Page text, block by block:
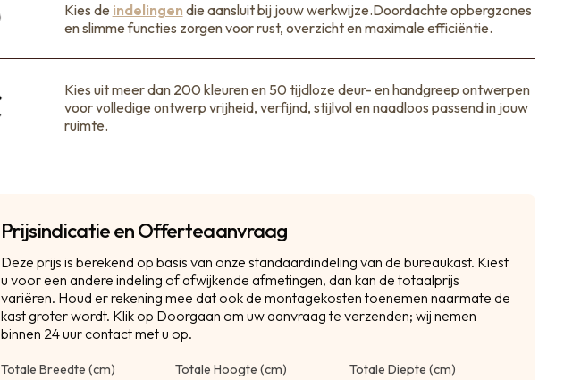
Kies de indelingen die aansluit bij jouw werkwijze.Doordachte opbergzones
en slimme functies zorgen voor rust, overzicht en maximale efficiëntie.
Kies uit meer dan 200 kleuren en 50 tijdloze deur- en handgreep ontwerpen
voor volledige ontwerp vrijheid, verfijnd, stijlvol en naadloos passend in jouw
ruimte.
Prijsindicatie en Offerteaanvraag
Deze prijs is berekend op basis van onze standaardindeling van de bureaukast. Kiest
u voor een andere indeling of afwijkende afmetingen, dan kan de totaalprijs
variëren. Houd er rekening mee dat ook de montagekosten toenemen naarmate de
kast groter wordt. Klik op Doorgaan om uw aanvraag te verzenden; wij nemen
binnen 24 uur contact met u op.
Totale Breedte (cm) Totale Hoogte (cm) Totale Diepte (cm)